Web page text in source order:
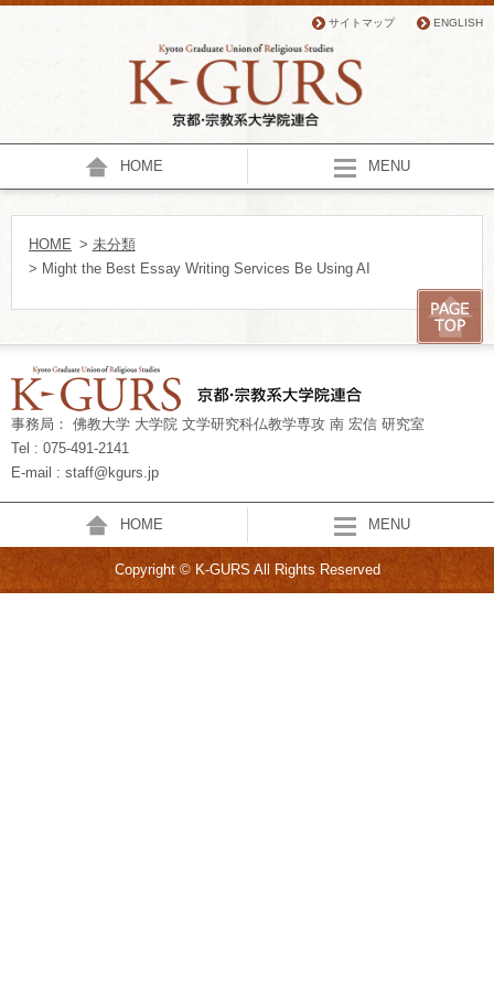
サイトマップ ENGLISH
HOME MENU
HOME > 未分類
> Might the Best Essay Writing Services Be Using AI
事務局： 佛教大学 大学院 文学研究科仏教学専攻 南 宏信 研究室
Tel : 075-491-2141
E-mail : staff@kgurs.jp
HOME MENU
Copyright © K-GURS All Rights Reserved